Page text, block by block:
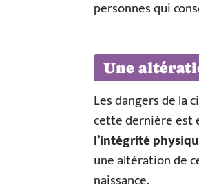
personnes qui
Une
Les dangers de la
cette dernière est
l’intégrité
une altération de
naissance.